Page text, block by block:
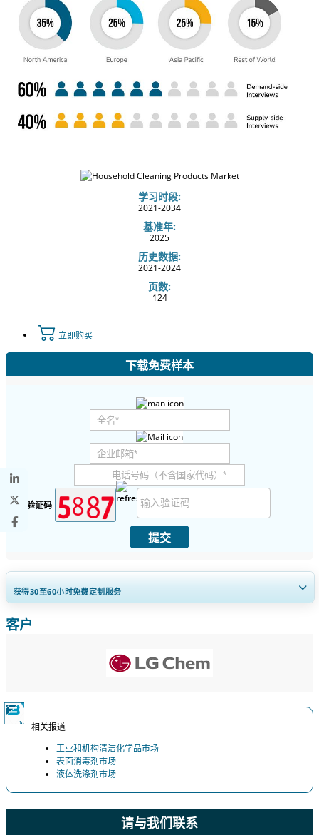
学习时段:
2021-2034
基准年:
2025
历史数据:
2021-2024
页数:
124
立即购买
下载免费样本
安全验证码
提交
获得30至60小时免费定制服务
扩大区域和国家覆盖范围， 细分市场分析， 公司简介， 竞争基准分析，
立即定制
客户
相关报道
工业和机构清洁化学品市场
表面消毒剂市场
液体洗涤剂市场
请与我们联系